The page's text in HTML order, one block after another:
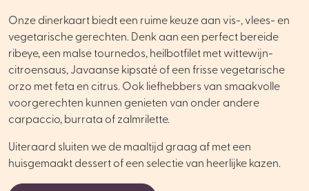
Onze dinerkaart biedt een ruime keuze aan vis-, vlees- en
vegetarische gerechten. Denk aan een perfect bereide
ribeye, een malse tournedos, heilbotfilet met wittewijn-
citroensaus, Javaanse kipsaté of een frisse vegetarische
orzo met feta en citrus. Ook liefhebbers van smaakvolle
voorgerechten kunnen genieten van onder andere
carpaccio, burrata of zalmrilette.
Uiteraard sluiten we de maaltijd graag af met een
huisgemaakt dessert of een selectie van heerlijke kazen.